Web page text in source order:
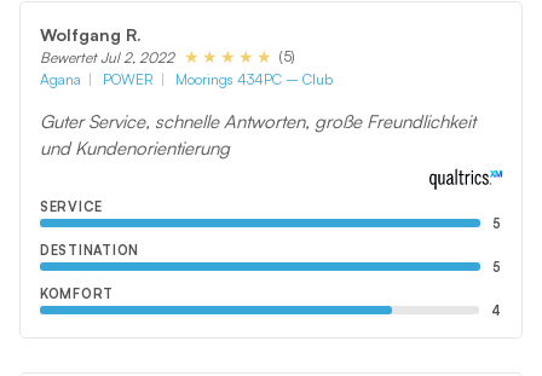
Wolfgang R.
Bewertet Jul 2, 2022
(5)
Agana
POWER Moorings 434PC – Club
Guter Service, schnelle Antworten, große Freundlichkeit
und Kundenorientierung
SERVICE
5
DESTINATION
5
KOMFORT
4